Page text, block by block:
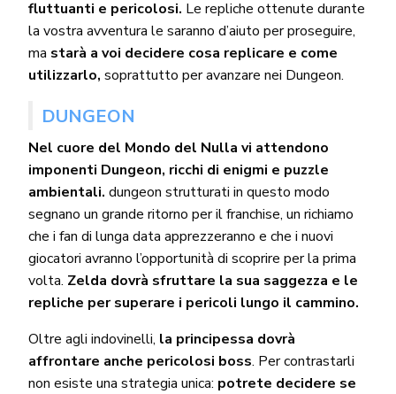
fluttuanti e pericolosi. Le repliche ottenute durante
la vostra avventura le saranno d’aiuto per proseguire,
ma starà a voi decidere cosa replicare e come
utilizzarlo, soprattutto per avanzare nei Dungeon.
DUNGEON
Nel cuore del Mondo del Nulla vi attendono
imponenti Dungeon, ricchi di enigmi e puzzle
ambientali. dungeon strutturati in questo modo
segnano un grande ritorno per il franchise, un richiamo
che i fan di lunga data apprezzeranno e che i nuovi
giocatori avranno l’opportunità di scoprire per la prima
volta. Zelda dovrà sfruttare la sua saggezza e le
repliche per superare i pericoli lungo il cammino.
Oltre agli indovinelli, la principessa dovrà
affrontare anche pericolosi boss. Per contrastarli
non esiste una strategia unica: potrete decidere se